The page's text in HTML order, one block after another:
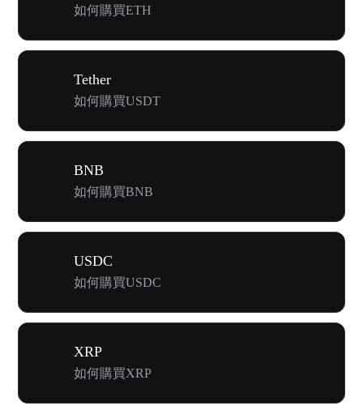
如何購買ETH
Tether
如何購買USDT
BNB
如何購買BNB
USDC
如何購買USDC
XRP
如何購買XRP